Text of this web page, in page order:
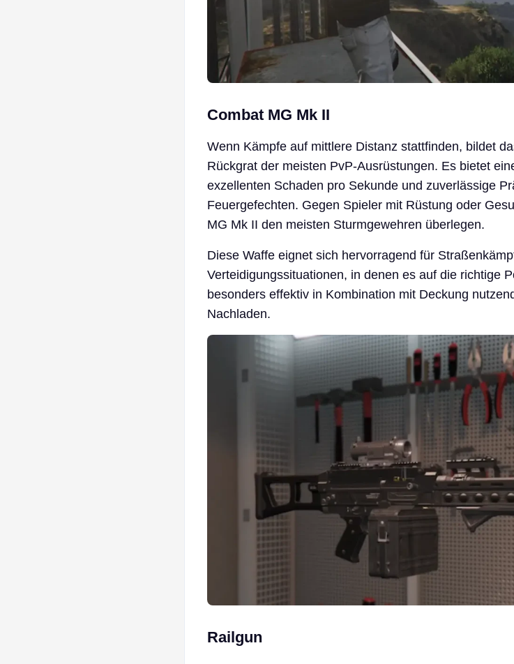
Combat MG Mk II
Wenn Kämpfe auf mittlere Distanz stattfinden, bildet
Rückgrat der meisten PvP-Ausrüstungen. Es bietet
exzellenten Schaden pro Sekunde und zuverlässige
Feuergefechten. Gegen Spieler mit Rüstung oder
MG Mk II den meisten Sturmgewehren überlegen.
Diese Waffe eignet sich hervorragend für
Verteidigungssituationen, in denen es auf die richtige
besonders effektiv in Kombination mit Deckung
Nachladen.
Railgun